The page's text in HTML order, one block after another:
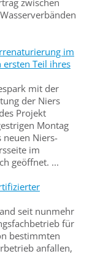
zwischen
im
ersten Teil ihres
mit der
der Niers
Projekt
Montag
neuen Niers-
im
geöffnet. ...
seit nunmehr
für
bestimmten
anfallen,